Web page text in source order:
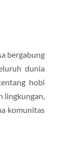
bergabung
dunia
hobi
lingkungan,
komunitas